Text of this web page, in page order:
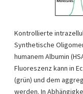
Kontrollierte
Synthetische
humanem Albumin
Fluoreszenz kann in
(grün) und dem
werden. In